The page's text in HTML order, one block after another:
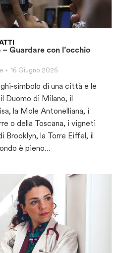
Guardare con l’occhio
16 Giugno 2026
simbolo di una città e le
Duomo di Milano, il
la Mole Antonelliana, i
o della Toscana, i vigneti
Brooklyn, la Torre Eiffel, il
è pieno…